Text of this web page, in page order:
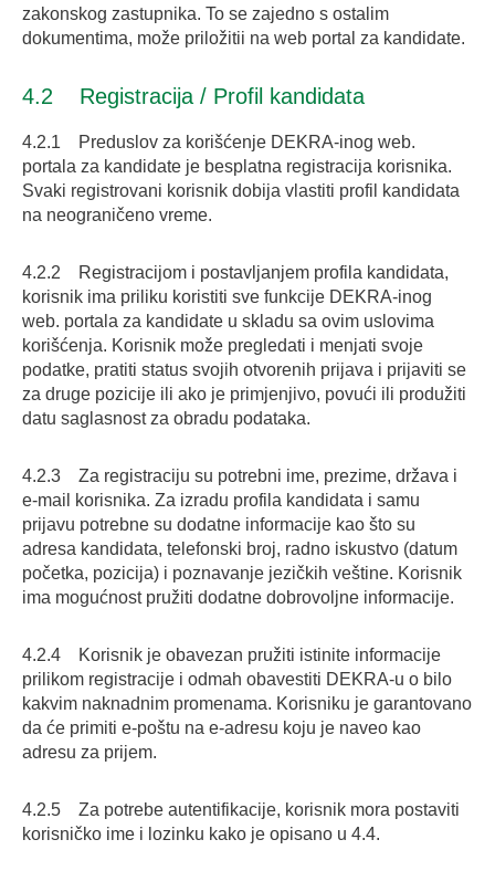
zakonskog zastupnika. To se zajedno s ostalim
dokumentima, može priložitii na web portal za kandidate.
4.2 Registracija / Profil kandidata
4.2.1 Preduslov za korišćenje DEKRA-inog web.
portala za kandidate je besplatna registracija korisnika.
Svaki registrovani korisnik dobija vlastiti profil kandidata
na neograničeno vreme.
4.2.2 Registracijom i postavljanjem profila kandidata,
korisnik ima priliku koristiti sve funkcije DEKRA-inog
web. portala za kandidate u skladu sa ovim uslovima
korišćenja. Korisnik može pregledati i menjati svoje
podatke, pratiti status svojih otvorenih prijava i prijaviti se
za druge pozicije ili ako je primjenjivo, povući ili produžiti
datu saglasnost za obradu podataka.
4.2.3 Za registraciju su potrebni ime, prezime, država i
e-mail korisnika. Za izradu profila kandidata i samu
prijavu potrebne su dodatne informacije kao što su
adresa kandidata, telefonski broj, radno iskustvo (datum
početka, pozicija) i poznavanje jezičkih veštine. Korisnik
ima mogućnost pružiti dodatne dobrovoljne informacije.
4.2.4 Korisnik je obavezan pružiti istinite informacije
prilikom registracije i odmah obavestiti DEKRA-u o bilo
kakvim naknadnim promenama. Korisniku je garantovano
da će primiti e-poštu na e-adresu koju je naveo kao
adresu za prijem.
4.2.5 Za potrebe autentifikacije, korisnik mora postaviti
korisničko ime i lozinku kako je opisano u 4.4.